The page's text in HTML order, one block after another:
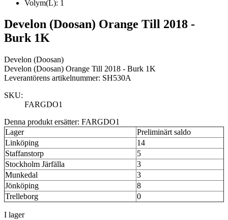
Volym(L): 1
Develon (Doosan) Orange Till 2018 -
Burk 1K
Develon (Doosan)
Develon (Doosan) Orange Till 2018 - Burk 1K
Leverantörens artikelnummer: SH530A
SKU:
FARGDO1
Denna produkt ersätter: FARGDO1
Lager
Preliminärt saldo
Linköping
14
Staffanstorp
5
Stockholm Järfälla
3
Munkedal
3
Jönköping
8
Trelleborg
0
I lager